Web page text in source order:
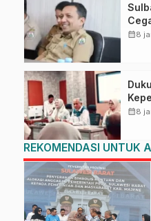
calendar_month8
calendar_month8
REKOMENDASI UNTUK